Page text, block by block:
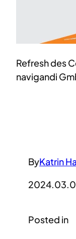
Refresh des
navigandi
ByKatrin
Posted in